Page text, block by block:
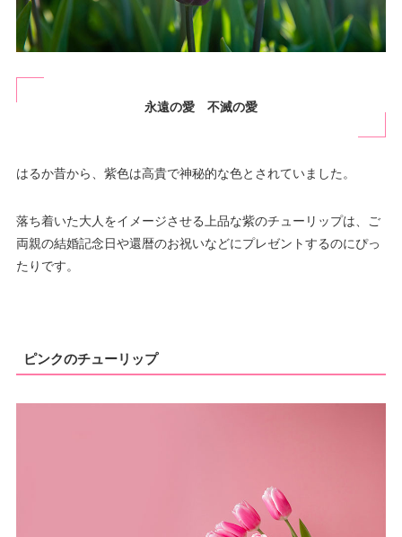
永遠の愛 不滅の愛
はるか昔から、紫色は高貴で神秘的な色とされていました。
落ち着いた大人をイメージさせる上品な紫のチューリップは、ご
両親の結婚記念日や還暦のお祝いなどにプレゼントするのにぴっ
たりです。
ピンクのチューリップ